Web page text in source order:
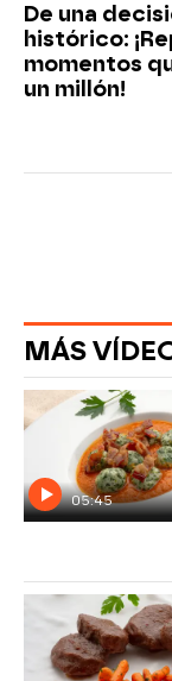
De una
histórico:
momentos
un millón!
MÁS
05:45